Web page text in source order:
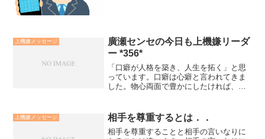
上機嫌メッセージ
廣瀬センセの今日も上機嫌リーダ
ー *356*
「口癖が人格を築き、人生を拓く」と思
っています。口癖は心癖と言われてきま
した。物心両面で豊かにしたければ、の
上機嫌メッセージ 相手を尊重するとは．．
相手を尊重することと相手の言いなりに